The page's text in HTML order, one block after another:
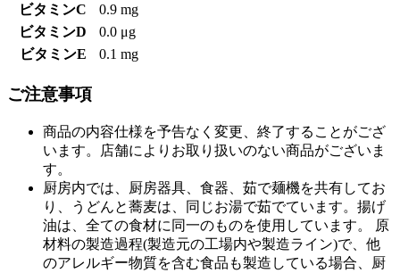
ビタミンC
0.9 mg
ビタミンD
0.0 μg
ビタミンE
0.1 mg
ご注意事項
商品の内容仕様を予告なく変更、終了することがござ
います。店舗によりお取り扱いのない商品がございま
す。
厨房内では、厨房器具、食器、茹で麺機を共有してお
り、うどんと蕎麦は、同じお湯で茹でています。揚げ
油は、全ての食材に同一のものを使用しています。 原
材料の製造過程(製造元の工場内や製造ライン)で、他
のアレルギー物質を含む食品も製造している場合、厨